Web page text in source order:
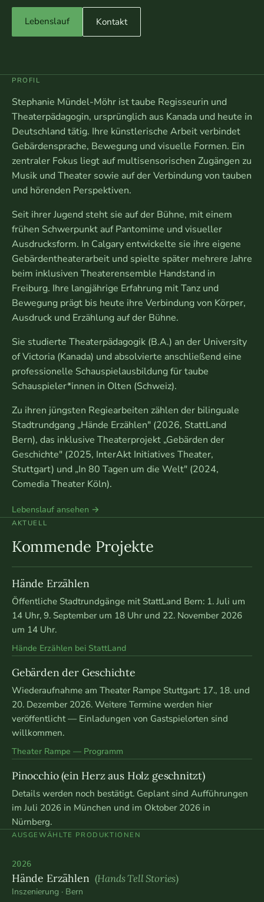
Lebenslauf Kontakt
PROFIL
Stephanie Mündel-Möhr ist taube Regisseurin und
Theaterpädagogin, ursprünglich aus Kanada und heute in
Deutschland tätig. Ihre künstlerische Arbeit verbindet
Gebärdensprache, Bewegung und visuelle Formen. Ein
zentraler Fokus liegt auf multisensorischen Zugängen zu
Musik und Theater sowie auf der Verbindung von tauben
und hörenden Perspektiven.
Seit ihrer Jugend steht sie auf der Bühne, mit einem
frühen Schwerpunkt auf Pantomime und visueller
Ausdrucksform. In Calgary entwickelte sie ihre eigene
Gebärdentheaterarbeit und spielte später mehrere Jahre
beim inklusiven Theaterensemble Handstand in
Freiburg. Ihre langjährige Erfahrung mit Tanz und
Bewegung prägt bis heute ihre Verbindung von Körper,
Ausdruck und Erzählung auf der Bühne.
Sie studierte Theaterpädagogik (B.A.) an der University
of Victoria (Kanada) und absolvierte anschließend eine
professionelle Schauspielausbildung für taube
Schauspieler*innen in Olten (Schweiz).
Zu ihren jüngsten Regiearbeiten zählen der bilinguale
Stadtrundgang „Hände Erzählen" (2026, StattLand
Bern), das inklusive Theaterprojekt „Gebärden der
Geschichte" (2025, InterAkt Initiatives Theater,
Stuttgart) und „In 80 Tagen um die Welt" (2024,
Comedia Theater Köln).
Lebenslauf ansehen →
AKTUELL
Kommende Projekte
Hände Erzählen
Öffentliche Stadtrundgänge mit StattLand Bern: 1. Juli um
14 Uhr, 9. September um 18 Uhr und 22. November 2026
um 14 Uhr.
Hände Erzählen bei StattLand
Gebärden der Geschichte
Wiederaufnahme am Theater Rampe Stuttgart: 17., 18. und
20. Dezember 2026. Weitere Termine werden hier
veröffentlicht — Einladungen von Gastspielorten sind
willkommen.
Theater Rampe — Programm
Pinocchio (ein Herz aus Holz geschnitzt)
Details werden noch bestätigt. Geplant sind Aufführungen
im Juli 2026 in München und im Oktober 2026 in
Nürnberg.
AUSGEWÄHLTE PRODUKTIONEN
2026
Hände Erzählen (Hands Tell Stories)
Inszenierung · Bern